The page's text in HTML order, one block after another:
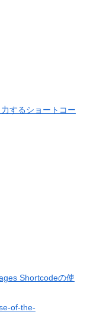
するショートコー
Shortcodeの使
of-the-